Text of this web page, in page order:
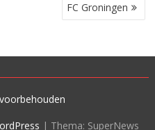
FC Groningen
| Thema: SuperNews